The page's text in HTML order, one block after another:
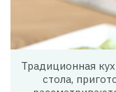
Традиционная
стола,